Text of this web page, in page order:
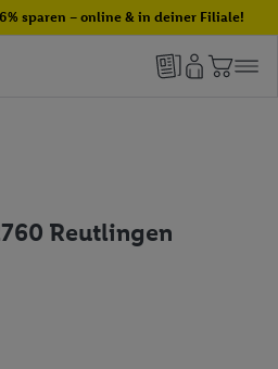
sparen – online & in deiner Filiale!
Reutlingen